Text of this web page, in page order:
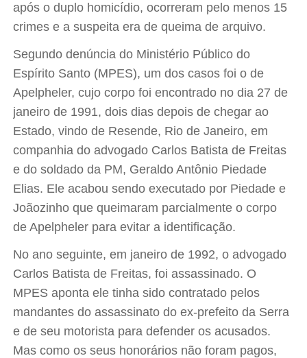
após o duplo homicídio, ocorreram pelo menos 15
crimes e a suspeita era de queima de arquivo.
Segundo denúncia do Ministério Público do
Espírito Santo (MPES), um dos casos foi o de
Apelpheler, cujo corpo foi encontrado no dia 27 de
janeiro de 1991, dois dias depois de chegar ao
Estado, vindo de Resende, Rio de Janeiro, em
companhia do advogado Carlos Batista de Freitas
e do soldado da PM, Geraldo Antônio Piedade
Elias. Ele acabou sendo executado por Piedade e
Joãozinho que queimaram parcialmente o corpo
de Apelpheler para evitar a identificação.
No ano seguinte, em janeiro de 1992, o advogado
Carlos Batista de Freitas, foi assassinado. O
MPES aponta ele tinha sido contratado pelos
mandantes do assassinato do ex-prefeito da Serra
e de seu motorista para defender os acusados.
Mas como os seus honorários não foram pagos,